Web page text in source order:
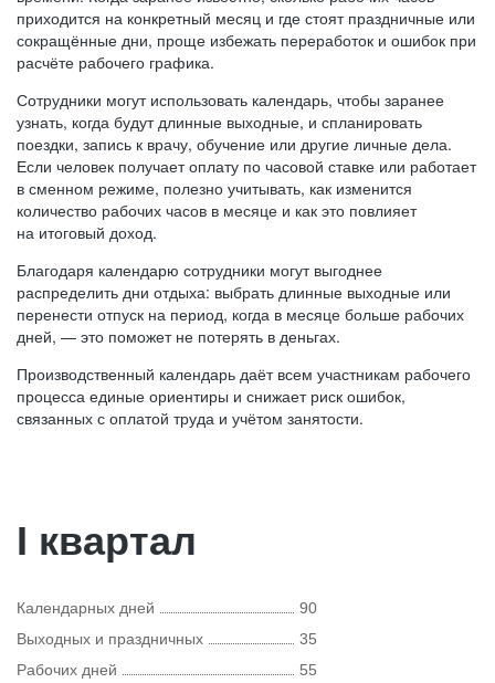
приходится на конкретный месяц и где стоят праздничные или
сокращённые дни, проще избежать переработок и ошибок при
расчёте рабочего графика.
Сотрудники могут использовать календарь, чтобы заранее
узнать, когда будут длинные выходные, и спланировать
поездки, запись к врачу, обучение или другие личные дела.
Если человек получает оплату по часовой ставке или работает
в сменном режиме, полезно учитывать, как изменится
количество рабочих часов в месяце и как это повлияет
на итоговый доход.
Благодаря календарю сотрудники могут выгоднее
распределить дни отдыха: выбрать длинные выходные или
перенести отпуск на период, когда в месяце больше рабочих
дней, — это поможет не потерять в деньгах.
Производственный календарь даёт всем участникам рабочего
процесса единые ориентиры и снижает риск ошибок,
связанных с оплатой труда и учётом занятости.
I квартал
Календарных дней
90
Выходных и праздничных
35
Рабочих дней
55